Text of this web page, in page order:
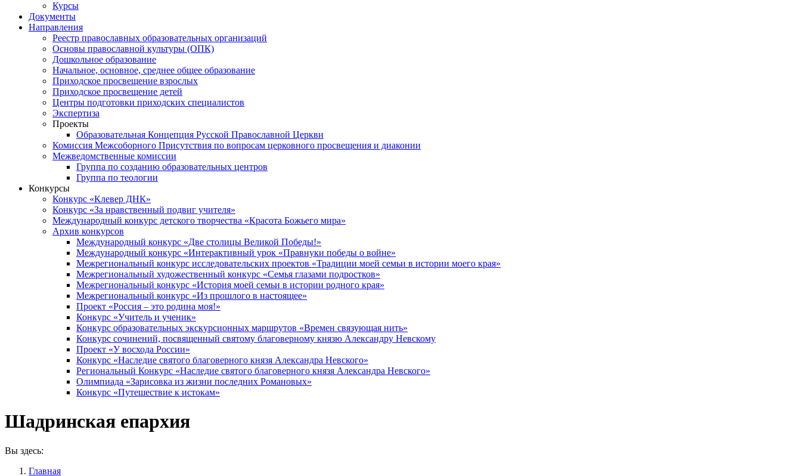
Курсы
Документы
Направления
Реестр православных образовательных организаций
Основы православной культуры (ОПК)
Дошкольное образование
Начальное, основное, среднее общее образование
Приходское просвещение взрослых
Приходское просвещение детей
Центры подготовки приходских специалистов
Экспертиза
Проекты
Образовательная Концепция Русской Православной Церкви
Комиссия Межсоборного Присутствия по вопросам церковного просвещения и диаконии
Межведомственные комиссии
Группа по созданию образовательных центров
Группа по теологии
Конкурсы
Конкурс «Клевер ДНК»
Конкурс «За нравственный подвиг учителя»
Международный конкурс детского творчества «Красота Божьего мира»
Архив конкурсов
Международный конкурс «Две столицы Великой Победы!»
Международный конкурс «Интерактивный урок «Правнуки победы о войне»
Межрегиональный конкурс исследовательских проектов «Традиции моей семьи в истории моего края»
Межрегиональный художественный конкурс «Семья глазами подростков»
Межрегиональный конкурс «История моей семьи в истории родного края»
Межрегиональный конкурс «Из прошлого в настоящее»
Проект «Россия – это родина моя!»
Конкурс «Учитель и ученик»
Конкурс образовательных экскурсионных маршрутов «Времен связующая нить»
Конкурс сочинений, посвященный святому благоверному князю Александру Невскому
Проект «У восхода России»
Конкурс «Наследие святого благоверного князя Александра Невского»
Региональный Конкурс «Наследие святого благоверного князя Александра Невского»
Олимпиада «Зарисовка из жизни последних Романовых»
Конкурс «Путешествие к истокам»
Шадринская епархия
Вы здесь:
Главная